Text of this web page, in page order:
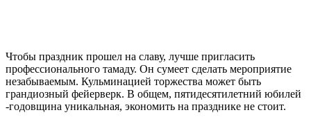
Чтобы праздник прошел на славу, лучше пригласить
профессионального тамаду. Он сумеет сделать мероприятие
незабываемым. Кульминацией торжества может быть
грандиозный фейерверк. В общем, пятидесятилетний юбилей
-годовщина уникальная, экономить на празднике не стоит.